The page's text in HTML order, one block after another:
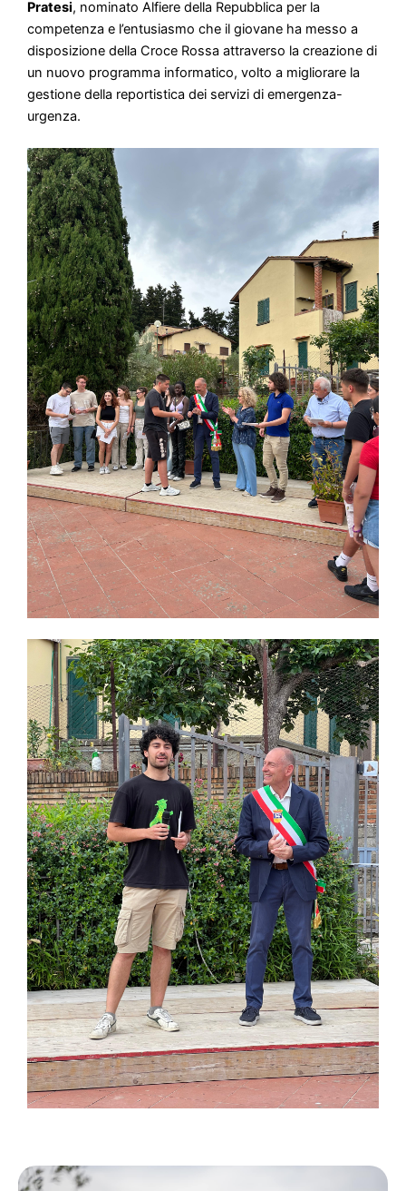
Pratesi, nominato Alfiere della Repubblica per la
competenza e l’entusiasmo che il giovane ha messo a
disposizione della Croce Rossa attraverso la creazione di
un nuovo programma informatico, volto a migliorare la
gestione della reportistica dei servizi di emergenza-
urgenza.